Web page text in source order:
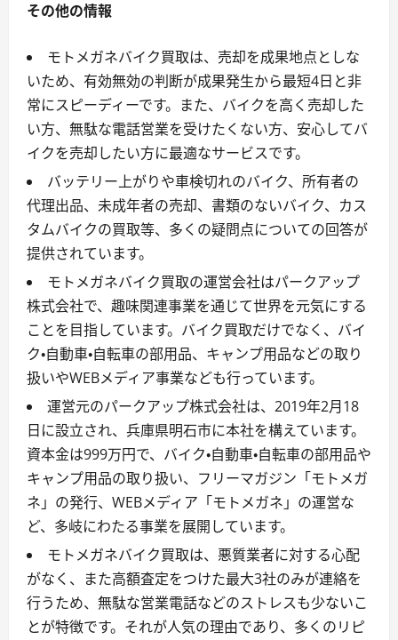
その他の情報
モトメガネバイク買取は、売却を成果地点としな
いため、有効無効の判断が成果発生から最短4日と非
常にスピーディーです。また、バイクを高く売却した
い方、無駄な電話営業を受けたくない方、安心してバ
イクを売却したい方に最適なサービスです。
バッテリー上がりや車検切れのバイク、所有者の
代理出品、未成年者の売却、書類のないバイク、カス
タムバイクの買取等、多くの疑問点についての回答が
提供されています。
モトメガネバイク買取の運営会社はパークアップ
株式会社で、趣味関連事業を通じて世界を元気にする
ことを目指しています。バイク買取だけでなく、バイ
ク・自動車・自転車の部用品、キャンプ用品などの取り
扱いやWEBメディア事業なども行っています。
運営元のパークアップ株式会社は、2019年2月18
日に設立され、兵庫県明石市に本社を構えています。
資本金は999万円で、バイク・自動車・自転車の部用品や
キャンプ用品の取り扱い、フリーマガジン「モトメガ
ネ」の発行、WEBメディア「モトメガネ」の運営な
ど、多岐にわたる事業を展開しています。
モトメガネバイク買取は、悪質業者に対する心配
がなく、また高額査定をつけた最大3社のみが連絡を
行うため、無駄な営業電話などのストレスも少ないこ
とが特徴です。それが人気の理由であり、多くのリピ